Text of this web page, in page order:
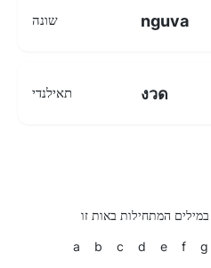
שונה nguva
תאילנדי งวด
המתחילות באות זו
a b c d e f g